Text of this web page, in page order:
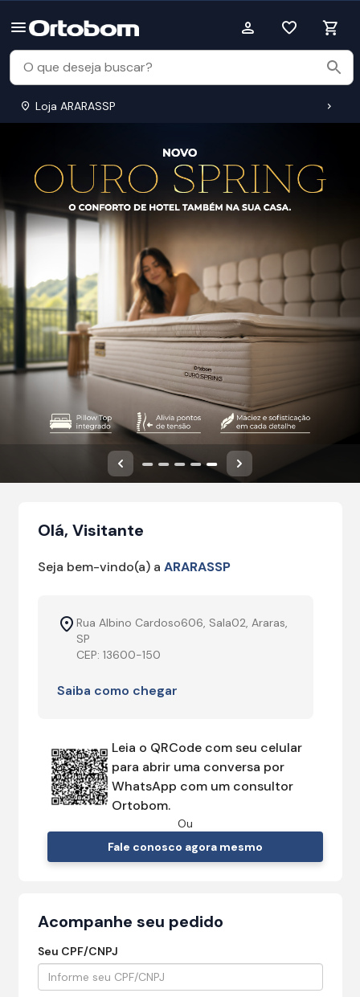
Loja ARARASSP
Anterior Próximo
Olá, Visitante
Seja bem-vindo(a) a ARARASSP
Rua Albino Cardoso606, Sala02, Araras,
SP
CEP: 13600-150
Saiba como chegar
Leia o QRCode com seu celular
para abrir uma conversa por
WhatsApp com um consultor
Ortobom.
Ou
Fale conosco agora mesmo
Acompanhe seu pedido
Seu CPF/CNPJ